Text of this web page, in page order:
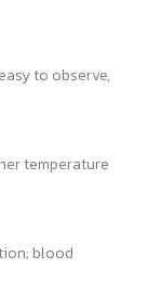
to observe,
temperature
blood